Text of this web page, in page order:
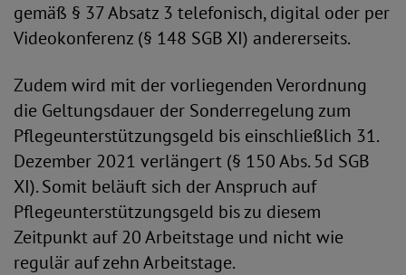
gemäß § 37 Absatz 3 telefonisch, digital oder per
Videokonferenz (§ 148 SGB XI) andererseits.
Zudem wird mit der vorliegenden Verordnung
die Geltungsdauer der Sonderregelung zum
Pflegeunterstützungsgeld bis einschließlich 31.
Dezember 2021 verlängert (§ 150 Abs. 5d SGB
XI). Somit beläuft sich der Anspruch auf
Pflegeunterstützungsgeld bis zu diesem
Zeitpunkt auf 20 Arbeitstage und nicht wie
regulär auf zehn Arbeitstage.